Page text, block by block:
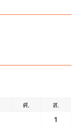
ศ.
ส.
1